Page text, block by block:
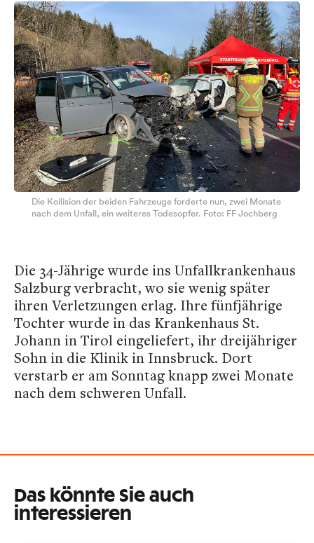
Die Kollision der beiden Fahrzeuge forderte nun, zwei Monate
nach dem Unfall, ein weiteres Todesopfer. Foto: FF Jochberg
Die 34-Jährige wurde ins Unfallkrankenhaus
Salzburg verbracht, wo sie wenig später
ihren Verletzungen erlag. Ihre fünfjährige
Tochter wurde in das Krankenhaus St.
Johann in Tirol eingeliefert, ihr dreijähriger
Sohn in die Klinik in Innsbruck. Dort
verstarb er am Sonntag knapp zwei Monate
nach dem schweren Unfall.
Das könnte Sie auch
interessieren